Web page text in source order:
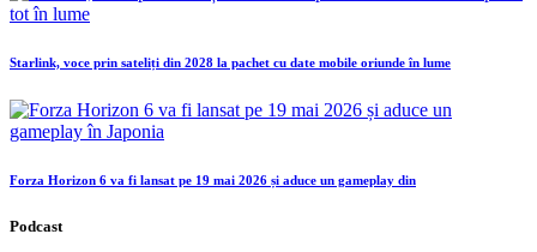
Starlink, voce prin sateliți din 2028 la pachet cu date mobile oriunde în lume
Forza Horizon 6 va fi lansat pe 19 mai 2026 și aduce un gameplay din
Podcast